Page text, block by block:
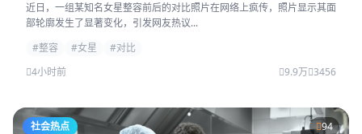
近日，一组某知名女星整容前后的对比照片在网络上疯传，照片显示其面
部轮廓发生了显著变化，引发网友热议...
#整容
#女星
#对比
4小时前
9.9万 3456
社会热点 94